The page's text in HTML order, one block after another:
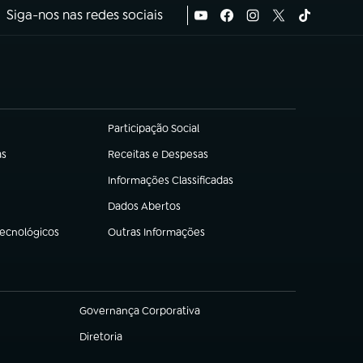
Siga-nos nas redes sociais
Participação Social
(abre em nova aba)
Receitas e Despesas
(abre em nova aba)
Informações Classificadas
(abre em nova aba)
Dados Abertos
(abre em nova aba)
Outras Informações
(abre em nova aba)
Governança Corporativa
(abre em nova aba)
Diretoria
(abre em nova aba)